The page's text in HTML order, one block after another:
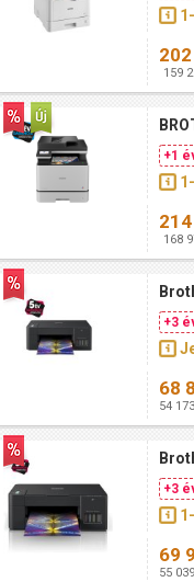
159
+1
168
+3
68
54
+3
69
55